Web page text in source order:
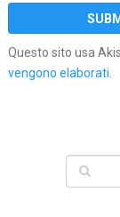
Questo sito usa
vengono elaborati.